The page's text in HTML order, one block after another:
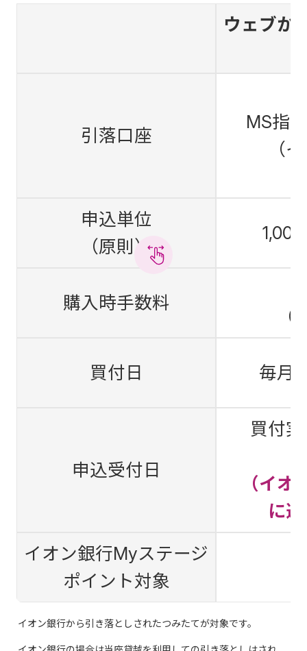
ウェブか
引落口座
MS指
（
申込単位
（原則）
購入時手数料
買付日 毎月
申込受付日
買付
（イ
に
イオン銀行Myステージ
ポイント対象
イオン銀行から引き落としされたつみたてが対象です。